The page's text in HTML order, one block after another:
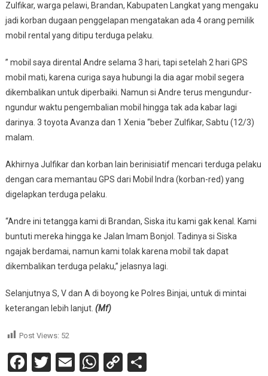
Zulfikar, warga pelawi, Brandan, Kabupaten Langkat yang mengaku
jadi korban dugaan penggelapan mengatakan ada 4 orang pemilik
mobil rental yang ditipu terduga pelaku.
” mobil saya dirental Andre selama 3 hari, tapi setelah 2 hari GPS
mobil mati, karena curiga saya hubungi la dia agar mobil segera
dikembalikan untuk diperbaiki. Namun si Andre terus mengundur-
ngundur waktu pengembalian mobil hingga tak ada kabar lagi
darinya. 3 toyota Avanza dan 1 Xenia “beber Zulfikar, Sabtu (12/3)
malam.
Akhirnya Julfikar dan korban lain berinisiatif mencari terduga pelaku
dengan cara memantau GPS dari Mobil Indra (korban-red) yang
digelapkan terduga pelaku.
“Andre ini tetangga kami di Brandan, Siska itu kami gak kenal. Kami
buntuti mereka hingga ke Jalan Imam Bonjol. Tadinya si Siska
ngajak berdamai, namun kami tolak karena mobil tak dapat
dikembalikan terduga pelaku,” jelasnya lagi.
Selanjutnya S, V dan A di boyong ke Polres Binjai, untuk di mintai
keterangan lebih lanjut. (Mf)
Post Views: 52
Facebook
Twitter
EmailWhatsApp
CopyShare